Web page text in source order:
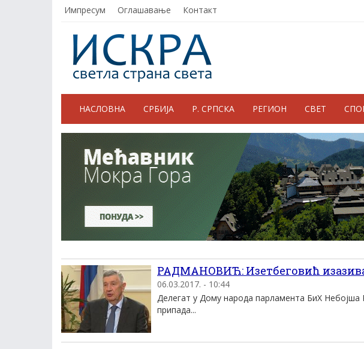
Импресум Оглашавање Контакт
НАСЛОВНА СРБИЈА Р. СРПСКА РЕГИОН СВЕТ
РАДМАНОВИЋ: Изетбеговић
06.03.2017. - 10:44
Делегат у Дому народа парламента БиХ
припада...